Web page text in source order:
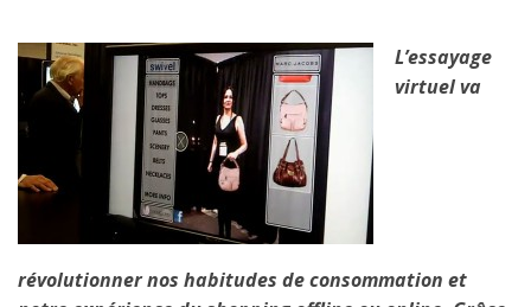
L’essayage
virtuel va
révolutionner nos habitudes de consommation et